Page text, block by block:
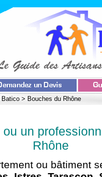
Batico > Bouches du Rhône
un
Rhône
ou bâtiment